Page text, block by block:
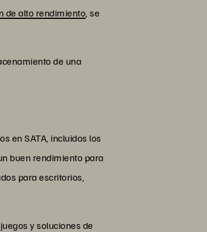
de alto rendimiento , se
de una
en SATA, incluidos los
buen rendimiento para
para escritorios,
y soluciones de